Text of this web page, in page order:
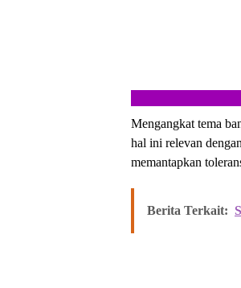
Mengangkat tema
hal ini relevan
memantapkan
Berita Terkait: